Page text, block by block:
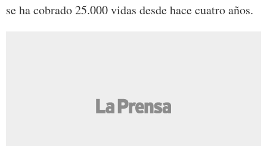
se ha cobrado 25.000 vidas desde hace cuatro años.